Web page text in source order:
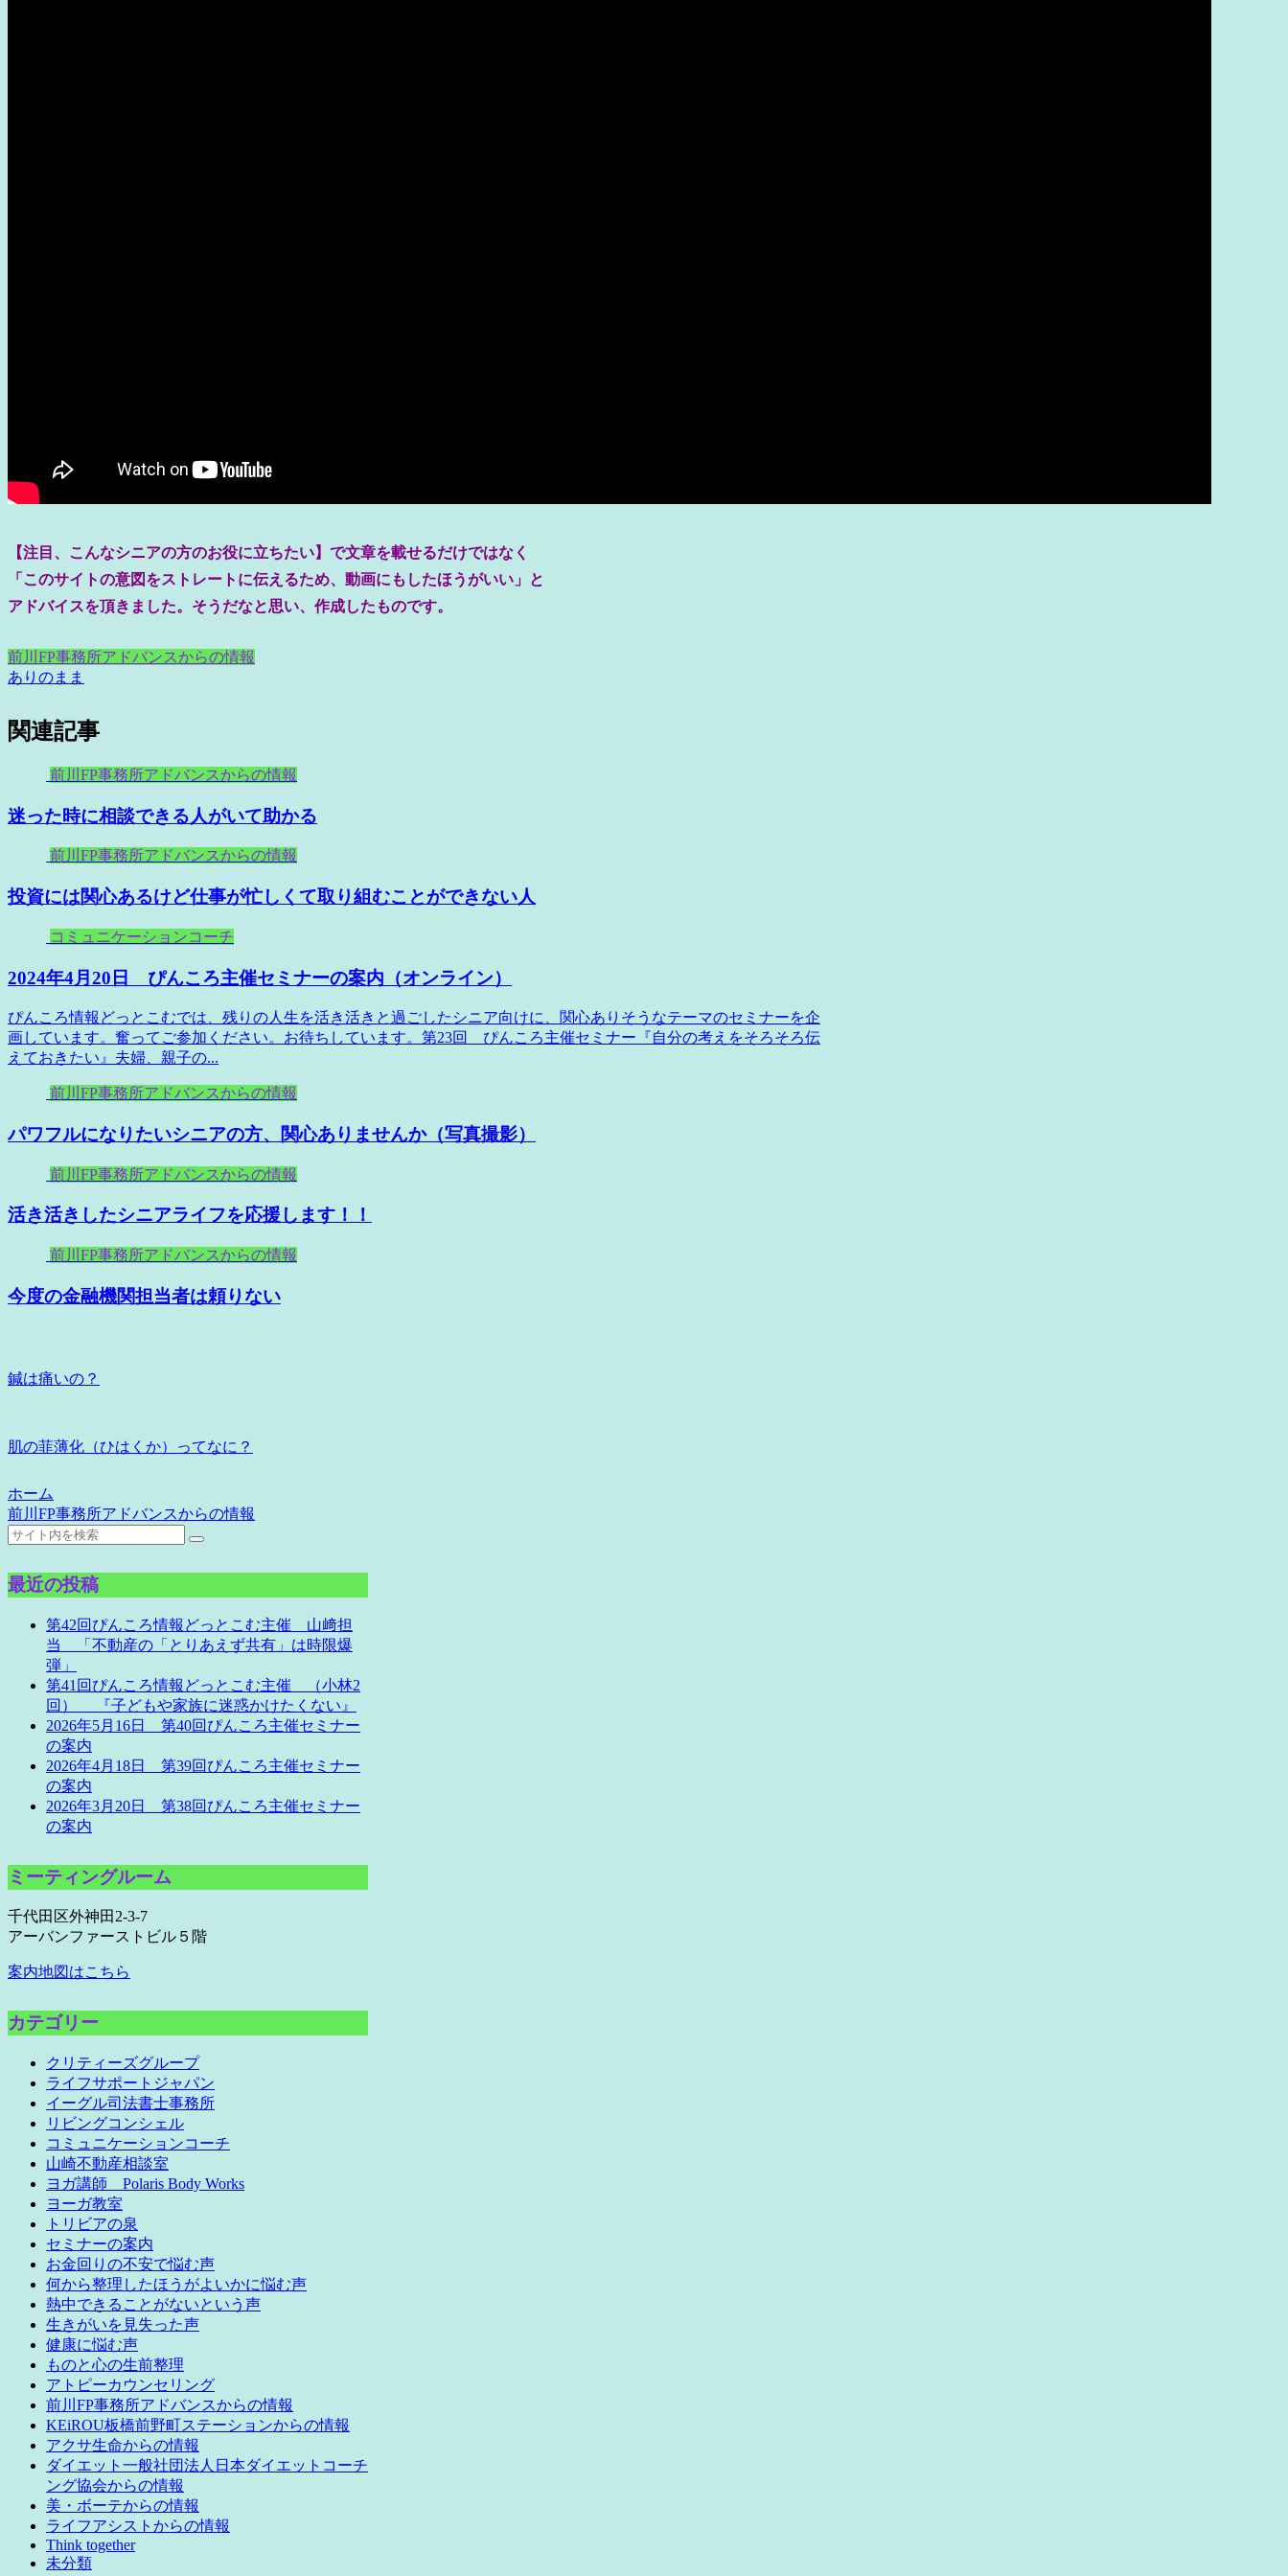
【注目、こんなシニアの方のお役に立ちたい】で文章を載せるだけではなく
「このサイトの意図をストレートに伝えるため、動画にもしたほうがいい」と
アドバイスを頂きました。そうだなと思い、作成したものです。
前川FP事務所アドバンスからの情報
ありのまま
関連記事
前川FP事務所アドバンスからの情報
迷った時に相談できる人がいて助かる
前川FP事務所アドバンスからの情報
投資には関心あるけど仕事が忙しくて取り組むことができない人
コミュニケーションコーチ
2024年4月20日 ぴんころ主催セミナーの案内（オンライン）
ぴんころ情報どっとこむでは、残りの人生を活き活きと過ごしたシニア向けに、関心ありそうなテーマのセミナーを企
画しています。奮ってご参加ください。お待ちしています。第23回 ぴんころ主催セミナー『自分の考えをそろそろ伝
えておきたい』夫婦、親子の...
前川FP事務所アドバンスからの情報
パワフルになりたいシニアの方、関心ありませんか（写真撮影）
前川FP事務所アドバンスからの情報
活き活きしたシニアライフを応援します！！
前川FP事務所アドバンスからの情報
今度の金融機関担当者は頼りない
鍼は痛いの？
肌の菲薄化（ひはくか）ってなに？
ホーム
前川FP事務所アドバンスからの情報
最近の投稿
第42回ぴんころ情報どっとこむ主催 山﨑担
当 「不動産の「とりあえず共有」は時限爆
弾」
第41回ぴんころ情報どっとこむ主催 （小林2
回） 『子どもや家族に迷惑かけたくない』
2026年5月16日 第40回ぴんころ主催セミナー
の案内
2026年4月18日 第39回ぴんころ主催セミナー
の案内
2026年3月20日 第38回ぴんころ主催セミナー
の案内
ミーティングルーム
千代田区外神田2-3-7
アーバンファーストビル５階
案内地図はこちら
カテゴリー
クリティーズグループ
ライフサポートジャパン
イーグル司法書士事務所
リビングコンシェル
コミュニケーションコーチ
山崎不動産相談室
ヨガ講師 Polaris Body Works
ヨーガ教室
トリビアの泉
セミナーの案内
お金回りの不安で悩む声
何から整理したほうがよいかに悩む声
熱中できることがないという声
生きがいを見失った声
健康に悩む声
ものと心の生前整理
アトピーカウンセリング
前川FP事務所アドバンスからの情報
KEiROU板橋前野町ステーションからの情報
アクサ生命からの情報
ダイエット一般社団法人日本ダイエットコーチ
ング協会からの情報
美・ボーテからの情報
ライフアシストからの情報
Think together
未分類